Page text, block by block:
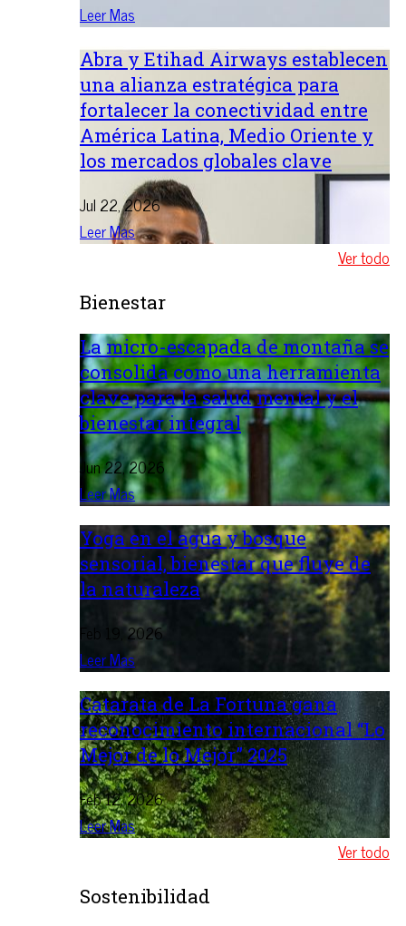
Leer Mas
Abra y Etihad Airways establecen
una alianza estratégica para
fortalecer la conectividad entre
América Latina, Medio Oriente y
los mercados globales clave
Jul 22, 2026
Leer Mas
Ver todo
Bienestar
La micro-escapada de montaña se
consolida como una herramienta
clave para la salud mental y el
bienestar integral
Jun 22, 2026
Leer Mas
Yoga en el agua y bosque
sensorial, bienestar que fluye de
la naturaleza
Feb 19, 2026
Leer Mas
Catarata de La Fortuna gana
reconocimiento internacional “Lo
Mejor de lo Mejor” 2025
Feb 12, 2026
Leer Mas
Ver todo
Sostenibilidad